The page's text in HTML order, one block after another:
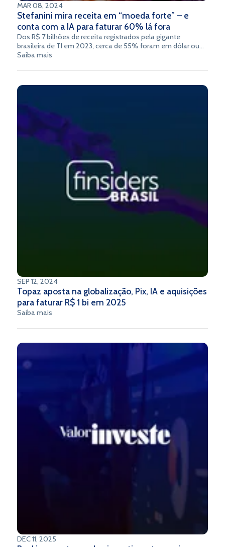
MAR 08, 2024
Stefanini mira receita em “moeda forte” – e
conta com a IA para faturar 60% lá fora
Dos R$ 7 bilhões de receita registrados pela gigante
brasileira de TI em 2023, cerca de 55% foram em dólar ou
euro.
Saiba mais
SEP 12, 2024
Topaz aposta na globalização, Pix, IA e aquisições
para faturar R$ 1 bi em 2025
Saiba mais
DEC 11, 2025